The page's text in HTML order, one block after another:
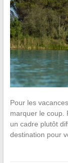
Pour les
marquer le coup.
un cadre plutôt
destination pour